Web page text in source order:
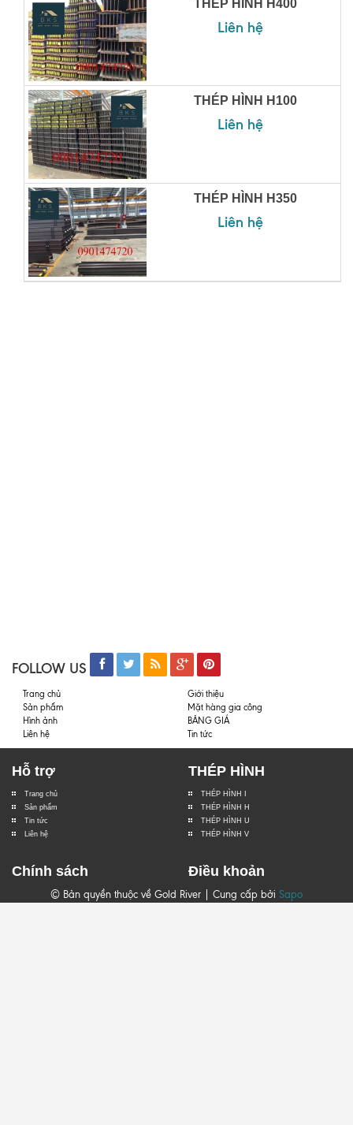
THÉP HÌNH H400
Liên hệ
THÉP HÌNH H100
Liên hệ
THÉP HÌNH H350
Liên hệ
FOLLOW US
Trang chủ
Giới thiệu
Sản phẩm
Mặt hàng gia công
Hình ảnh
BẢNG GIÁ
Liên hệ
Tin tức
Hỗ trợ
Trang chủ
Sản phẩm
Tin tức
Liên hệ
THÉP HÌNH
THÉP HÌNH I
THÉP HÌNH H
THÉP HÌNH U
THÉP HÌNH V
Chính sách Điều khoản
© Bản quyền thuộc về Gold River | Cung cấp bởi Sapo